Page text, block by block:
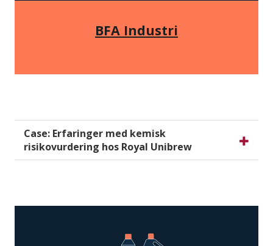
BFA Industri
Case: Erfaringer med kemisk
risikovurdering hos Royal Unibrew